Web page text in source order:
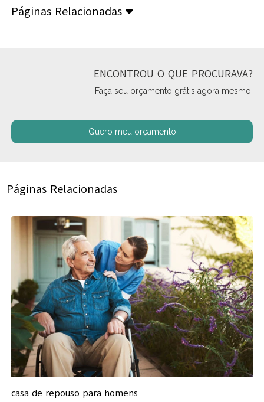
Páginas Relacionadas
ENCONTROU O QUE PROCURAVA?
Faça seu orçamento grátis agora mesmo!
Quero meu orçamento
Páginas Relacionadas
casa de repouso para homens